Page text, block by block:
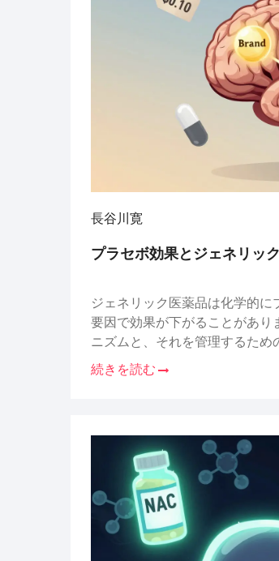
長谷川寛
プラセボ効果とジェネリッ
ジェネリック医薬品は化学的
要因で効果が下がることがあり
ニズムと、それを管理するため
続きを読む